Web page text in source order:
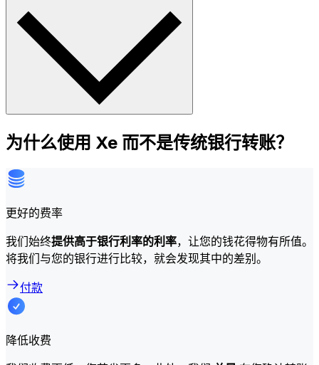
为什么使用 Xe 而不是传统银行转账？
更好的费率
我们始终提供高于银行利率的利率，让您的钱花得物有所值。
将我们与您的银行进行比较，就会发现其中的差别。
付款
降低收费